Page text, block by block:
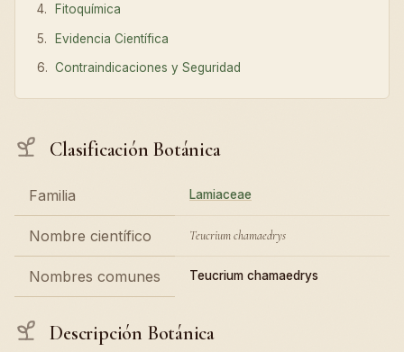
Fitoquímica
Evidencia Científica
Contraindicaciones y Seguridad
Clasificación Botánica
Familia Lamiaceae
Nombre científico Teucrium chamaedrys
Nombres comunes Teucrium chamaedrys
Descripción Botánica